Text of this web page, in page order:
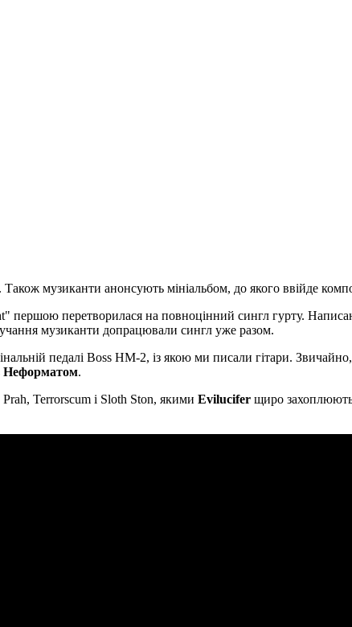
музиканти анонсують мініальбом, до якого ввійде
першою перетворилася на повноцінний сингл гурту.
музиканти допрацювали сингл уже разом.
педалі Boss HM-2, із якою ми писали гітари.
Неформатом.
Terrorscum і Sloth Ston, якими Evilucifer щиро